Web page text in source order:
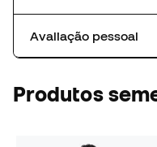
Avaliação pessoal
Produtos